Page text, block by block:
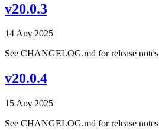
v20.0.3
14 Αυγ 2025
See CHANGELOG.md for release notes
v20.0.4
15 Αυγ 2025
See CHANGELOG.md for release notes